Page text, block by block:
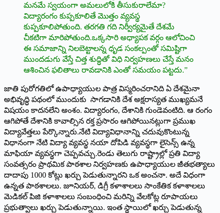
మనమే స్వయంగా అమలులోకి తీసుకురాలేమా?
విద్యారంగం కుప్పకూలితే మొత్తం వ్యవస్థ
కుప్పకూలిపోతుంది. తరగతి గది నిర్వీర్యమైతే దేశమే
చీకటిగా మారిపోతుంది.ఒక్కసారి అధ్యాపక వర్గం ఆలోచించి
ఈ సమాజాన్ని నిలబెట్టాలన్న ధృడ సంకల్పంతో సమిష్టిగా
ముందడుగు వేస్తే చిత్త శుద్ధితో విధి నిర్వహణలు చేస్తే మనం
ఆశించిన ఫలితాలు రావడానికి ఎంతో సమయం పట్టదు.”
జాతి పురోగతిలో ఉపాధ్యాయుల పాత్ర విస్మరించరానిది ఏ దేశమైనా
అభివృద్ధి పథంలో ముందుకు సాగడానికి దేశ అక్షరాస్యత ముఖ్యమనే
విషయం కాదనలేని అంశం. విద్యారంగం, దేశానికి గుండెవంటిది. ఆ రంగం
ఆగిపోతే దేశానికి కావాల్సిన రక్త ప్రసారం ఆగిపోయినట్లుగా ప్రముఖ
విద్యావేత్తలు పేర్కొన్నారు.నేటి విద్యావిధానాన్ని చదువుకొంటున్న
విధానంగా నేటి విద్యా వ్యవస్థ నయా దోపిడి వ్యవస్థగా లైసెన్స్ ఉన్న
మాఫియా వ్యవస్థగా చెప్పవచ్చు.రెండు తెలుగు రాష్ట్రాల్లో ప్రతి విద్యా
సంవత్సరం ప్రాథమిక పాఠశాల నిర్వహణకు ఉపాధ్యాయుల జీతభత్యాలు
దాదాపు 1000 కోట్లు ఖర్చు పెడుతున్నారని ఒక అంచనా. అదే విధంగా
ఉన్నత పాఠశాలలు. జూనియర్‌, ‌డిగ్రీ కళాశాలలు సాంకేతిక కళాశాలలు
మెడికల్‌ ‌పిజి కళాశాలలు సంబంధించి మరిన్ని వేలకోట్ల రూపాయలు
ప్రభుత్వాలు ఖర్చు పెడుతున్నాయి. ఇంత స్థాయిలో ఖర్చు పెడుతున్న